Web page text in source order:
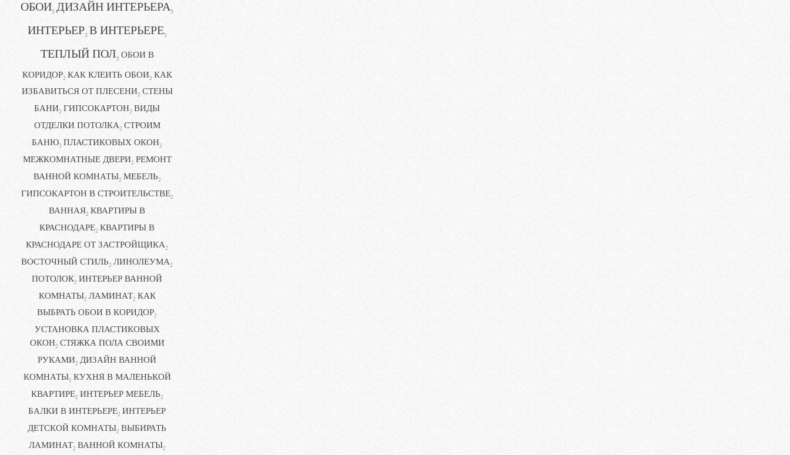
ОБОИ3 ДИЗАЙН ИНТЕРЬЕРА3
ИНТЕРЬЕР3 В ИНТЕРЬЕРЕ3
ТЕПЛЫЙ ПОЛ3 ОБОИ В
КОРИДОР2 КАК КЛЕИТЬ ОБОИ2 КАК
ИЗБАВИТЬСЯ ОТ ПЛЕСЕНИ2 СТЕНЫ
БАНИ2 ГИПСОКАРТОН2 ВИДЫ
ОТДЕЛКИ ПОТОЛКА2 СТРОИМ
БАНЮ2 ПЛАСТИКОВЫХ ОКОН2
МЕЖКОМНАТНЫЕ ДВЕРИ2 РЕМОНТ
ВАННОЙ КОМНАТЫ2 МЕБЕЛЬ2
ГИПСОКАРТОН В СТРОИТЕЛЬСТВЕ2
ВАННАЯ2 КВАРТИРЫ В
КРАСНОДАРЕ2 КВАРТИРЫ В
КРАСНОДАРЕ ОТ ЗАСТРОЙЩИКА2
ВОСТОЧНЫЙ СТИЛЬ2 ЛИНОЛЕУМА2
ПОТОЛОК2 ИНТЕРЬЕР ВАННОЙ
КОМНАТЫ2 ЛАМИНАТ2 КАК
ВЫБРАТЬ ОБОИ В КОРИДОР2
УСТАНОВКА ПЛАСТИКОВЫХ
ОКОН2 СТЯЖКА ПОЛА СВОИМИ
РУКАМИ2 ДИЗАЙН ВАННОЙ
КОМНАТЫ2 КУХНЯ В МАЛЕНЬКОЙ
КВАРТИРЕ2 ИНТЕРЬЕР МЕБЕЛЬ2
БАЛКИ В ИНТЕРЬЕРЕ2 ИНТЕРЬЕР
ДЕТСКОЙ КОМНАТЫ2 ВЫБИРАТЬ
ЛАМИНАТ2 ВАННОЙ КОМНАТЫ2